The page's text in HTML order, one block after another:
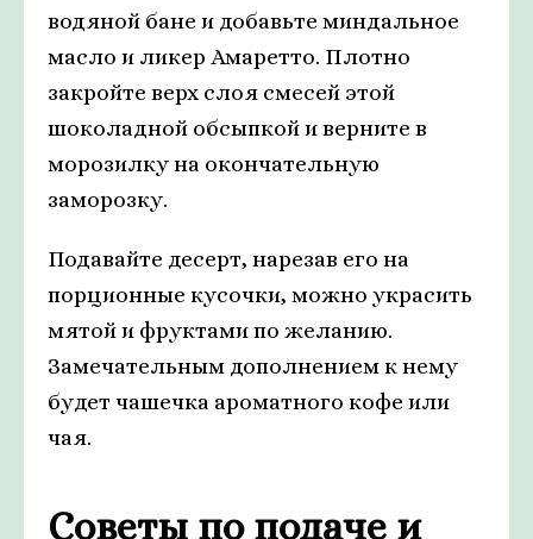
водяной бане и добавьте миндальное
масло и ликер Амаретто. Плотно
закройте верх слоя смесей этой
шоколадной обсыпкой и верните в
морозилку на окончательную
заморозку.
Подавайте десерт, нарезав его на
порционные кусочки, можно украсить
мятой и фруктами по желанию.
Замечательным дополнением к нему
будет чашечка ароматного кофе или
чая.
Советы по подаче и